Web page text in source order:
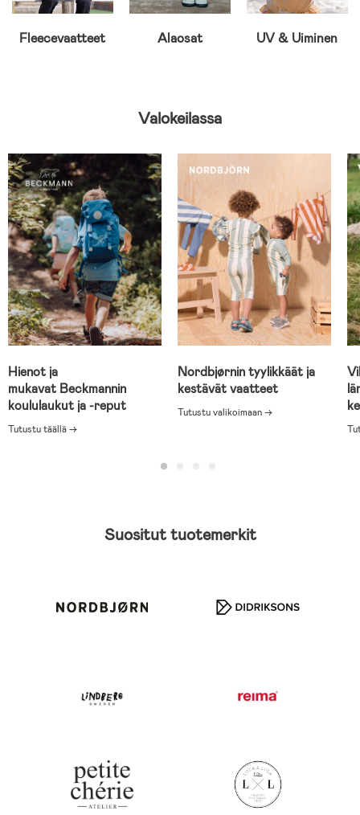
Fleecevaatteet Alaosat UV & Uiminen
Valokeilassa
Hienot ja
mukavat Beckmannin
koululaukut ja -reput
Tutustu täällä →
Nordbjørnin tyylikkäät ja
kestävät vaatteet
Tutustu valikoimaan →
Suositut tuotemerkit